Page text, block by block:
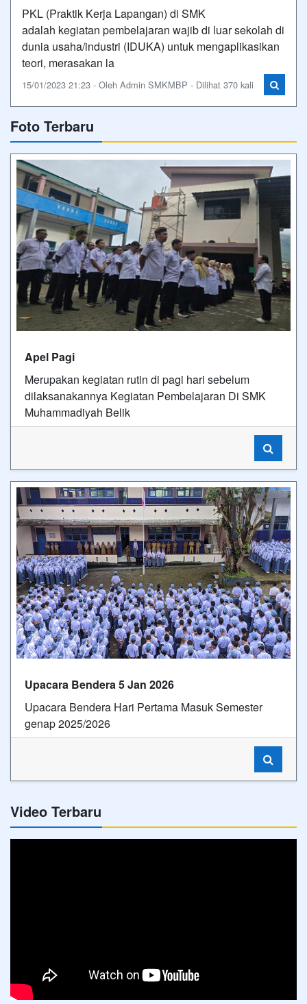
PKL (Praktik Kerja Lapangan) di SMK
adalah kegiatan pembelajaran wajib di luar sekolah di
dunia usaha/industri (IDUKA) untuk mengaplikasikan
teori, merasakan la
15/01/2023 21:23 - Oleh Admin SMKMBP - Dilihat 370 kali
Foto Terbaru
Apel Pagi
Merupakan kegiatan rutin di pagi hari sebelum
dilaksanakannya Kegiatan Pembelajaran Di SMK
Muhammadiyah Belik
Upacara Bendera 5 Jan 2026
Upacara Bendera Hari Pertama Masuk Semester
genap 2025/2026
Video Terbaru